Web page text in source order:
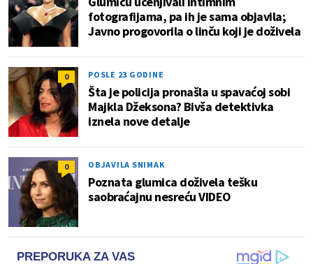
fotografijama, pa ih je sama objavila;
Javno progovorila o linču koji je doživela
0 POSLE 23 GODINE
Šta je policija pronašla u spavaćoj sobi
Majkla Džeksona? Bivša detektivka
iznela nove detalje
0 OBJAVILA SNIMAK
Poznata glumica doživela tešku
saobraćajnu nesreću VIDEO
PREPORUKA ZA VAS